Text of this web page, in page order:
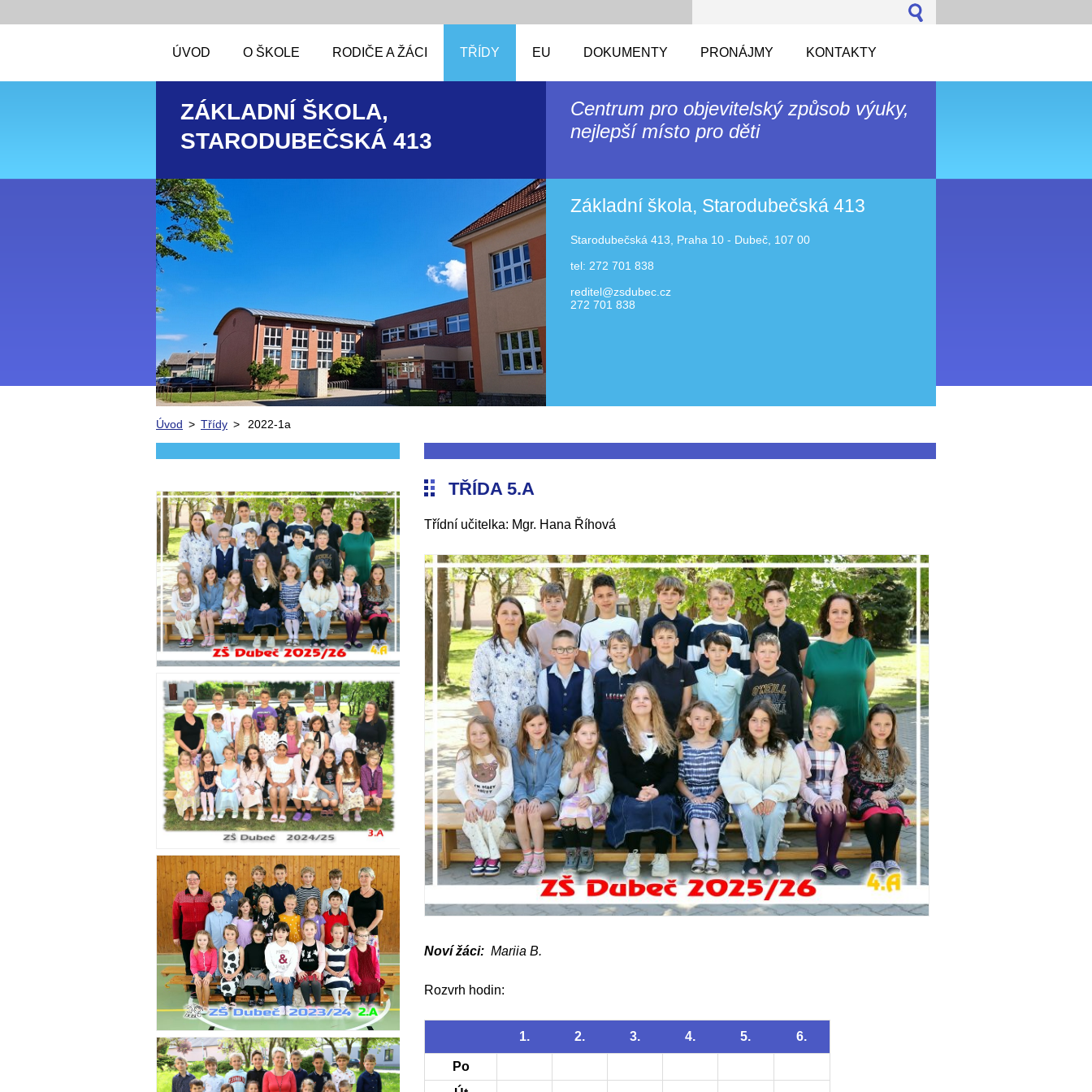
ÚVOD O ŠKOLE RODIČE A ŽÁCI TŘÍDY EU DOKUMENTY PRONÁJMY KONTAKTY
ZÁKLADNÍ ŠKOLA,
STARODUBEČSKÁ 413
Centrum pro objevitelský způsob výuky,
nejlepší místo pro děti
Základní škola, Starodubečská 413
Starodubečská 413, Praha 10 - Dubeč, 107 00
tel: 272 701 838
reditel@zsdubec.cz
272 701 838
Úvod > Třídy > 2022-1a
TŘÍDA 5.A
Třídní učitelka: Mgr. Hana Říhová
Noví žáci: Mariia B.
Rozvrh hodin:
1. 2. 3. 4. 5. 6.
Po